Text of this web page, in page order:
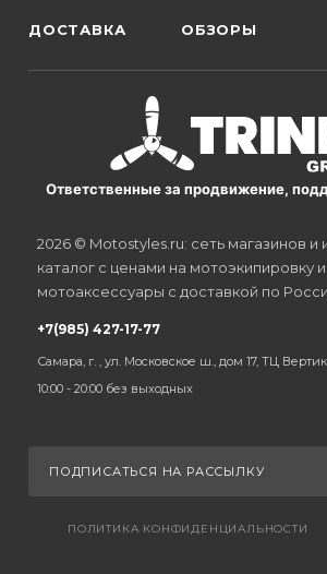
ДОСТАВКА ОБЗОРЫ
Ответственные за продвижение,
2026 © Motostyles.ru: сеть магазинов и
каталог с ценами на мотоэкипировку и
мотоаксессуары с доставкой по
+7(985) 427-17-77
Самара, г. , ул. Московское ш., дом 17, ТЦ
10:00 - 20:00 без выходных
ПОДПИСАТЬСЯ НА РАССЫЛКУ
ПОЛИТИКА КОНФИДЕНЦИАЛЬНОСТИ